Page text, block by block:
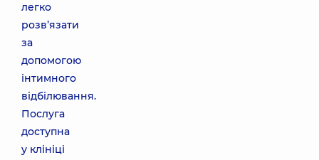
легко
розв’язати
за
допомогою
інтимного
відбілювання.
Послуга
доступна
у клініці